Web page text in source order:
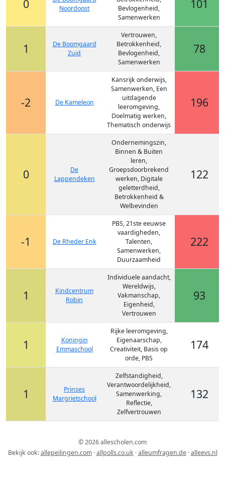
0
Noordoost
Bevlogenheid,
Samenwerken
101
1
De Boomgaard
Zuid
Vertrouwen,
Betrokkenheid,
Bevlogenheid,
Samenwerken
78
-2 De Kameleon
Kansrijk onderwijs,
Samenwerken, Een
uitdagende
leeromgeving,
Doelmatig werken,
Thematisch onderwijs
196
0
De
Lappendeken
Ondernemingszin,
Binnen & Buiten
leren,
Groepsdoorbrekend
werken, Digitale
geletterdheid,
Betrokkenheid &
Welbevinden
122
-1 De Rheder Enk
PBS, 21ste eeuwse
vaardigheden,
Talenten,
Samenwerken,
Duurzaamheid
222
1
Kindcentrum
Robin
Individuele aandacht,
Wereldwijs,
Vakmanschap,
Eigenheid,
Vertrouwen
93
1
Koningin
Emmaschool
Rijke leeromgeving,
Eigenaarschap,
Creativiteit, Basis op
orde, PBS
174
1
Prinses
Margrietschool
Zelfstandigheid,
Verantwoordelijkheid,
Samenwerking,
Reflectie,
Zelfvertrouwen
132
© 2026 allescholen.com
Bekijk ook:allepeilingen.com·allpolls.co.uk ·alleumfragen.de·alleevs.nl